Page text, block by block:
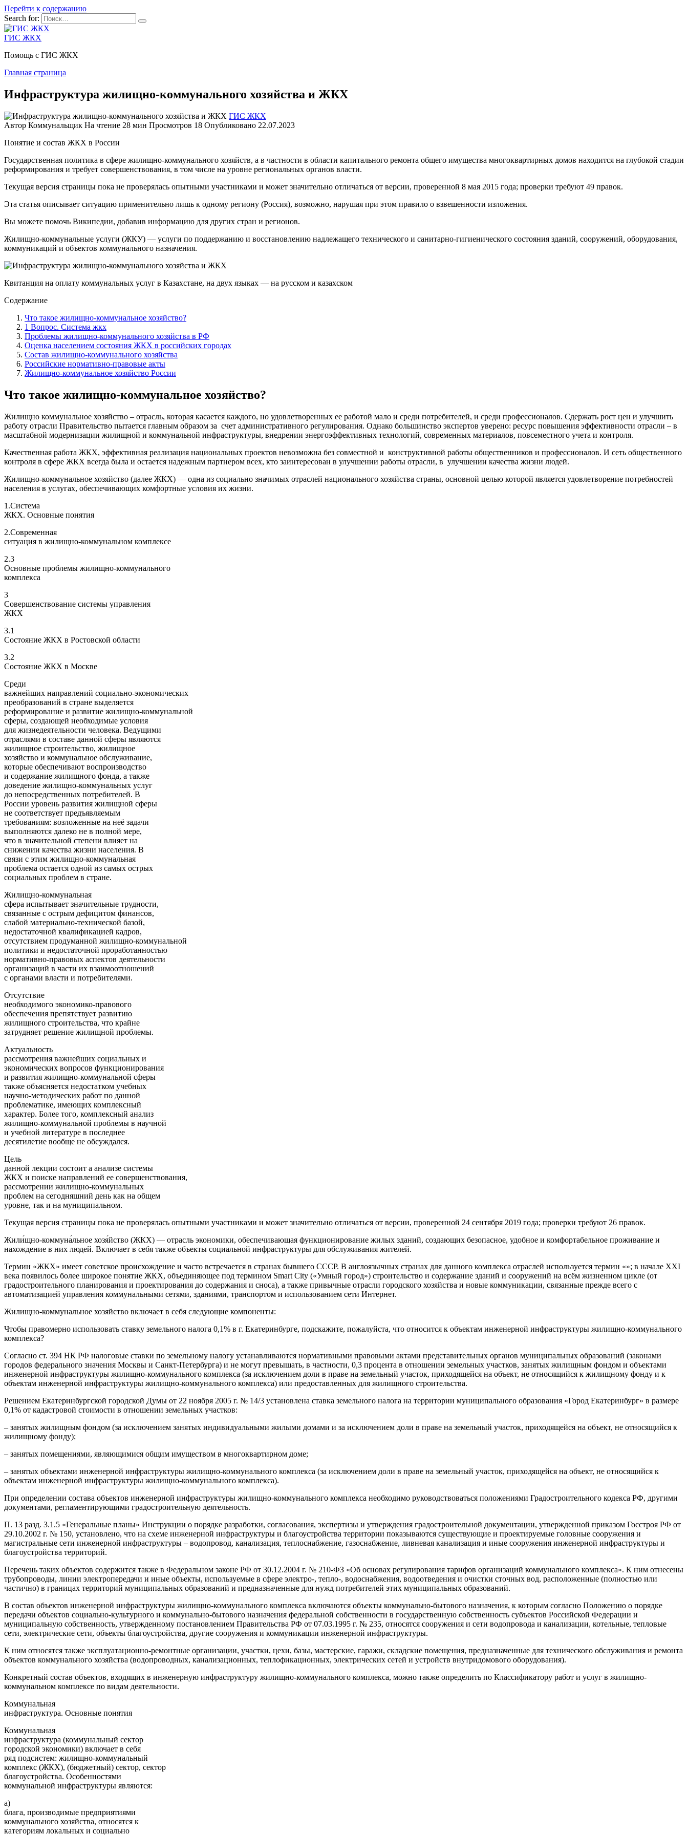
Перейти к содержанию
Search for:
ГИС ЖКХ
Помощь с ГИС ЖКХ
Главная страница
Инфраструктура жилищно-коммунального хозяйства и ЖКХ
ГИС ЖКХ
Автор Коммунальщик На чтение 28 мин Просмотров 18 Опубликовано 22.07.2023
Понятие и состав ЖКХ в России
Государственная политика в сфере жилищно-коммунального хозяйств, а в частности в области капитального ремонта общего имущества многоквартирных домов находится на глубокой стадии
реформирования и требует совершенствования, в том числе на уровне региональных органов власти.
Текущая версия страницы пока не проверялась опытными участниками и может значительно отличаться от версии, проверенной 8 мая 2015 года; проверки требуют 49 правок.
Эта статья описывает ситуацию применительно лишь к одному региону (Россия), возможно, нарушая при этом правило о взвешенности изложения.
Вы можете помочь Википедии, добавив информацию для других стран и регионов.
Жилищно-коммунальные услуги (ЖКУ) — услуги по поддержанию и восстановлению надлежащего технического и санитарно-гигиенического состояния зданий, сооружений, оборудования,
коммуникаций и объектов коммунального назначения.
Квитанция на оплату коммунальных услуг в Казахстане, на двух языках — на русском и казахском
Содержание
Что такое жилищно-коммунальное хозяйство?
1 Вопрос. Система жкх
Проблемы жилищно-коммунального хозяйства в РФ
Оценка населением состояния ЖКХ в российских городах
Состав жилищно-коммунального хозяйства
Российские нормативно-правовые акты
Жилищно-коммунальное хозяйство России
Что такое жилищно-коммунальное хозяйство?
Жилищно коммунальное хозяйство – отрасль, которая касается каждого, но удовлетворенных ее работой мало и среди потребителей, и среди профессионалов. Сдержать рост цен и улучшить
работу отрасли Правительство пытается главным образом за счет административного регулирования. Однако большинство экспертов уверено: ресурс повышения эффективности отрасли – в
масштабной модернизации жилищной и коммунальной инфраструктуры, внедрении энергоэффективных технологий, современных материалов, повсеместного учета и контроля.
Качественная работа ЖКХ, эффективная реализация национальных проектов невозможна без совместной и конструктивной работы общественников и профессионалов. И сеть общественного
контроля в сфере ЖКХ всегда была и остается надежным партнером всех, кто заинтересован в улучшении работы отрасли, в улучшении качества жизни людей.
Жилищно-коммунальное хозяйство (далее ЖКХ) — одна из социально значимых отраслей национального хозяйства страны, основной целью которой является удовлетворение потребностей
населения в услугах, обеспечивающих комфортные условия их жизни.
1.Система
ЖКХ. Основные понятия
2.Современная
ситуация в жилищно-коммунальном комплексе
2.3
Основные проблемы жилищно-коммунального
комплекса
3
Совершенствование системы управления
ЖКХ
3.1
Состояние ЖКХ в Ростовской области
3.2
Состояние ЖКХ в Москве
Среди
важнейших направлений социально-экономических
преобразований в стране выделяется
реформирование и развитие жилищно-коммунальной
сферы, создающей необходимые условия
для жизнедеятельности человека. Ведущими
отраслями в составе данной сферы являются
жилищное строительство, жилищное
хозяйство и коммунальное обслуживание,
которые обеспечивают воспроизводство
и содержание жилищного фонда, а также
доведение жилищно-коммунальных услуг
до непосредственных потребителей. В
России уровень развития жилищной сферы
не соответствует предъявляемым
требованиям: возложенные на неё задачи
выполняются далеко не в полной мере,
что в значительной степени влияет на
снижении качества жизни населения. В
связи с этим жилищно-коммунальная
проблема остается одной из самых острых
социальных проблем в стране.
Жилищно-коммунальная
сфера испытывает значительные трудности,
связанные с острым дефицитом финансов,
слабой материально-технической базой,
недостаточной квалификацией кадров,
отсутствием продуманной жилищно-коммунальной
политики и недостаточной проработанностью
нормативно-правовых аспектов деятельности
организаций в части их взаимоотношений
с органами власти и потребителями.
Отсутствие
необходимого экономико-правового
обеспечения препятствует развитию
жилищного строительства, что крайне
затрудняет решение жилищной проблемы.
Актуальность
рассмотрения важнейших социальных и
экономических вопросов функционирования
и развития жилищно-коммунальной сферы
также объясняется недостатком учебных
научно-методических работ по данной
проблематике, имеющих комплексный
характер. Более того, комплексный анализ
жилищно-коммунальной проблемы в научной
и учебной литературе в последнее
десятилетие вообще не обсуждался.
Цель
данной лекции состоит а анализе системы
ЖКХ и поиске направлений ее совершенствования,
рассмотрении жилищно-коммунальных
проблем на сегодняшний день как на общем
уровне, так и на муниципальном.
Текущая версия страницы пока не проверялась опытными участниками и может значительно отличаться от версии, проверенной 24 сентября 2019 года; проверки требуют 26 правок.
Жили́щно-коммуна́льное хозя́йство (ЖКХ) — отрасль экономики, обеспечивающая функционирование жилых зданий, создающих безопасное, удобное и комфортабельное проживание и
нахождение в них людей. Включает в себя также объекты социальной инфраструктуры для обслуживания жителей.
Термин «ЖКХ» имеет советское происхождение и часто встречается в странах бывшего СССР. В англоязычных странах для данного комплекса отраслей используется термин «»; в начале XXI
века появилось более широкое понятие ЖКХ, объединяющее под термином Smart City («Умный город») строительство и содержание зданий и сооружений на всём жизненном цикле (от
градостроительного планирования и проектирования до содержания и сноса), а также привычные отрасли городского хозяйства и новые коммуникации, связанные прежде всего с
автоматизацией управления коммунальными сетями, зданиями, транспортом и использованием сети Интернет.
Жилищно-коммунальное хозяйство включает в себя следующие компоненты:
Чтобы правомерно использовать ставку земельного налога 0,1% в г. Екатеринбурге, подскажите, пожалуйста, что относится к объектам инженерной инфраструктуры жилищно-коммунального
комплекса?
Согласно ст. 394 НК РФ налоговые ставки по земельному налогу устанавливаются нормативными правовыми актами представительных органов муниципальных образований (законами
городов федерального значения Москвы и Санкт-Петербурга) и не могут превышать, в частности, 0,3 процента в отношении земельных участков, занятых жилищным фондом и объектами
инженерной инфраструктуры жилищно-коммунального комплекса (за исключением доли в праве на земельный участок, приходящейся на объект, не относящийся к жилищному фонду и к
объектам инженерной инфраструктуры жилищно-коммунального комплекса) или предоставленных для жилищного строительства.
Решением Екатеринбургской городской Думы от 22 ноября 2005 г. № 14/3 установлена ставка земельного налога на территории муниципального образования «Город Екатеринбург» в размере
0,1% от кадастровой стоимости в отношении земельных участков:
– занятых жилищным фондом (за исключением занятых индивидуальными жилыми домами и за исключением доли в праве на земельный участок, приходящейся на объект, не относящийся к
жилищному фонду);
– занятых помещениями, являющимися общим имуществом в многоквартирном доме;
– занятых объектами инженерной инфраструктуры жилищно-коммунального комплекса (за исключением доли в праве на земельный участок, приходящейся на объект, не относящийся к
объектам инженерной инфраструктуры жилищно-коммунального комплекса).
При определении состава объектов инженерной инфраструктуры жилищно-коммунального комплекса необходимо руководствоваться положениями Градостроительного кодекса РФ, другими
документами, регламентирующими градостроительную деятельность.
П. 13 разд. 3.1.5 «Генеральные планы» Инструкции о порядке разработки, согласования, экспертизы и утверждения градостроительной документации, утвержденной приказом Госстроя РФ от
29.10.2002 г. № 150, установлено, что на схеме инженерной инфраструктуры и благоустройства территории показываются существующие и проектируемые головные сооружения и
магистральные сети инженерной инфраструктуры – водопровод, канализация, теплоснабжение, газоснабжение, ливневая канализация и иные сооружения инженерной инфраструктуры и
благоустройства территорий.
Перечень таких объектов содержится также в Федеральном законе РФ от 30.12.2004 г. № 210-ФЗ «Об основах регулирования тарифов организаций коммунального комплекса». К ним отнесены
трубопроводы, линии электропередачи и иные объекты, используемые в сфере электро-, тепло-, водоснабжения, водоотведения и очистки сточных вод, расположенные (полностью или
частично) в границах территорий муниципальных образований и предназначенные для нужд потребителей этих муниципальных образований.
В состав объектов инженерной инфраструктуры жилищно-коммунального комплекса включаются объекты коммунально-бытового назначения, к которым согласно Положению о порядке
передачи объектов социально-культурного и коммунально-бытового назначения федеральной собственности в государственную собственность субъектов Российской Федерации и
муниципальную собственность, утвержденному постановлением Правительства РФ от 07.03.1995 г. № 235, относятся сооружения и сети водопровода и канализации, котельные, тепловые
сети, электрические сети, объекты благоустройства, другие сооружения и коммуникации инженерной инфраструктуры.
К ним относятся также эксплуатационно-ремонтные организации, участки, цехи, базы, мастерские, гаражи, складские помещения, предназначенные для технического обслуживания и ремонта
объектов коммунального хозяйства (водопроводных, канализационных, теплофикационных, электрических сетей и устройств внутридомового оборудования).
Конкретный состав объектов, входящих в инженерную инфраструктуру жилищно-коммунального комплекса, можно также определить по Классификатору работ и услуг в жилищно-
коммунальном комплексе по видам деятельности.
Коммунальная
инфраструктура. Основные понятия
Коммунальная
инфраструктура (коммунальный сектор
городской экономики) включает в себя
ряд подсистем: жилищно-коммунальный
комплекс (ЖКХ), (бюджетный) сектор, сектор
благоустройства. Особенностями
коммунальной инфраструктуры являются:
а)
блага, производимые предприятиями
коммунального хозяйства, относятся к
категориям локальных и социально